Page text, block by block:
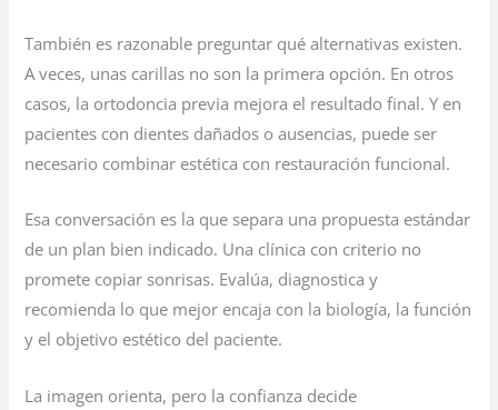
También es razonable preguntar qué alternativas existen.
A veces, unas carillas no son la primera opción. En otros
casos, la ortodoncia previa mejora el resultado final. Y en
pacientes con dientes dañados o ausencias, puede ser
necesario combinar estética con restauración funcional.
Esa conversación es la que separa una propuesta estándar
de un plan bien indicado. Una clínica con criterio no
promete copiar sonrisas. Evalúa, diagnostica y
recomienda lo que mejor encaja con la biología, la función
y el objetivo estético del paciente.
La imagen orienta, pero la confianza decide